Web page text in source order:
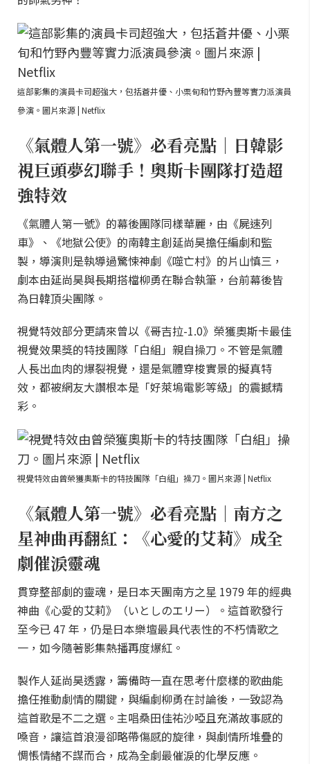
這部影集的演員卡司超強大，包括蒼井優、小栗旬和竹野內豐等實力派演員
參演。圖片來源 | Netflix
《氣體人第一號》必看亮點｜日韓影
視巨頭夢幻聯手！奧斯卡團隊打造超
強特效
《氣體人第一號》的幕後團隊同樣華麗，由《屍速列
車》、《地獄公使》的南韓主創延尚昊擔任編劇和監
製，導演則是執導過驚悚神劇《噬亡村》的片山慎三，
劇本由延尚昊與長期搭檔柳勇在聯合執筆，台前幕後皆
為日韓頂尖團隊。
視覺特效部分更請來曾以《哥吉拉-1.0》榮獲奧斯卡最佳
視覺效果獎的特技團隊「白組」親自操刀。不管是氣體
人長出血肉的爆裂視覺，還是氣體穿梭實景的擬真特
效，都被網友大讚根本是「好萊塢電影等級」的震撼精
彩。
視覺特效由曾榮獲奧斯卡的特技團隊「白組」操刀。圖片來源 | Netflix
《氣體人第一號》必看亮點｜南方之
星神曲再翻紅：《心愛的艾莉》成全
劇催淚靈魂
貫穿整部劇的靈魂，是日本天團南方之星 1979 年的經典
神曲《心愛的艾莉》（いとしのエリー）。這首歌發行
至今已 47 年，仍是日本樂壇最具代表性的不朽情歌之
一，如今隨著影集熱播再度爆紅。
製作人延尚昊透露，籌備時一直在思考什麼樣的歌曲能
擔任推動劇情的關鍵，與編劇柳勇在討論後，一致認為
這首歌是不二之選。主唱桑田佳祐沙啞且充滿故事感的
嗓音，讓這首浪漫卻略帶傷感的旋律，與劇情所堆疊的
惆悵情緒不謀而合，成為全劇最催淚的化學反應。